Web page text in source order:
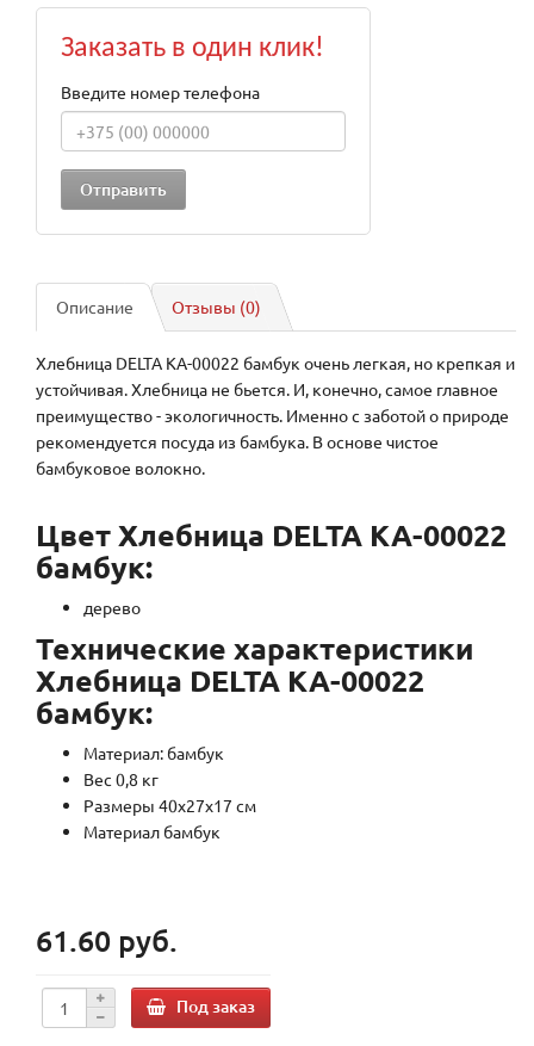
Заказать в один клик!
Введите номер телефона
Описание Отзывы (0)
Хлебница DELTA КА-00022 бамбук очень легкая, но крепкая и
устойчивая. Хлебница не бьется. И, конечно, самое главное
преимущество - экологичность. Именно с заботой о природе
рекомендуется посуда из бамбука. В основе чистое
бамбуковое волокно.
Цвет Хлебница DELTA КА-00022
бамбук:
дерево
Технические характеристики
Хлебница DELTA КА-00022
бамбук:
Материал: бамбук
Вес 0,8 кг
Размеры 40х27х17 см
Материал бамбук
61.60 руб.
Под заказ